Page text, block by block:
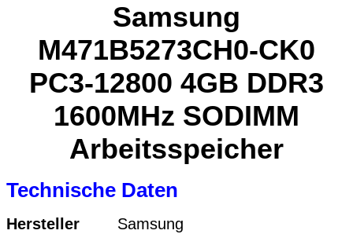
Samsung
M471B5273CH0-CK0
PC3-12800 4GB DDR3
1600MHz SODIMM
Arbeitsspeicher
Technische Daten
Hersteller Samsung